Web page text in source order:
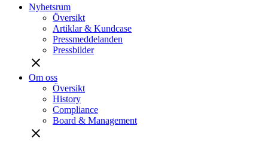
Nyhetsrum
Översikt
Artiklar & Kundcase
Pressmeddelanden
Pressbilder
close
Om oss
Översikt
History
Compliance
Board & Management
close